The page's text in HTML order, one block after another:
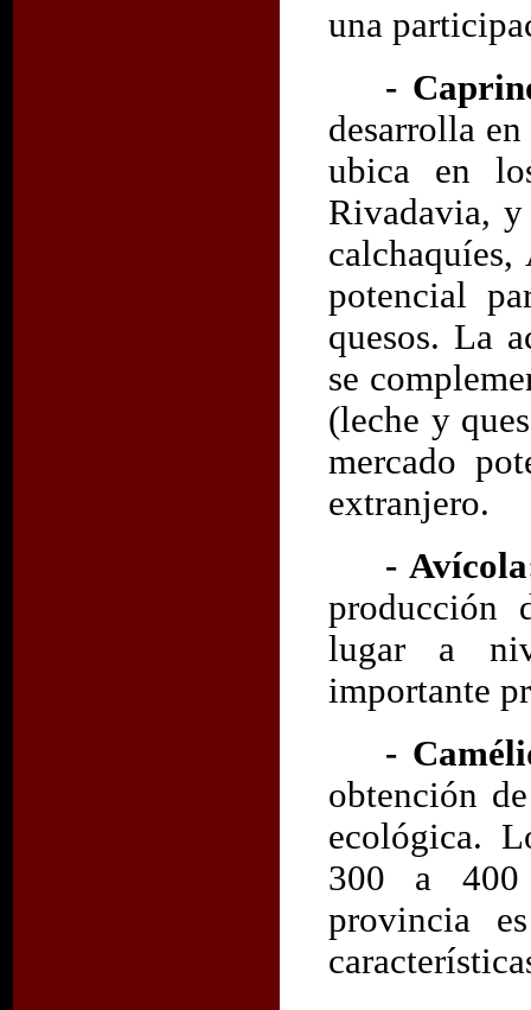
una
-
desarrolla
ubica en
Rivadavia,
potencial
quesos. La
se
(leche y
mercado
extranjero.
-
producción
lugar a
importante
-
obtención
ecológica.
300 a 400
provincia